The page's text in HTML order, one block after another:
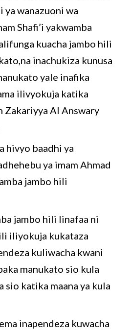
ya wanazuoni wa
Shafi’i yakwamba
kuacha jambo hili
inachukiza kunusa
yale inafika
ilivyokuja katika
Zakariyya Al Answary
hivyo baadhi ya
ya imam Ahmad
jambo hili
jambo hili linafaa ni
iliyokuja kukataza
kuliwacha kwani
manukato sio kula
sio katika maana ya kula
inapendeza kuwacha